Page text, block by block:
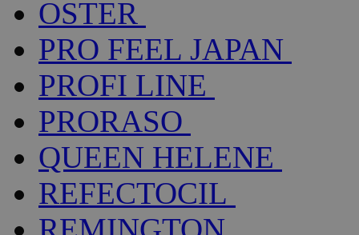
OSTER
PRO FEEL JAPAN
PROFI LINE
PRORASO
QUEEN HELENE
REFECTOCIL